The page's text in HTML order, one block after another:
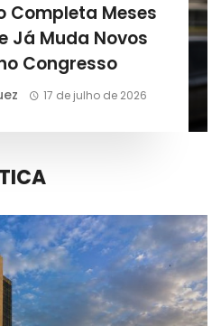
Completa Meses
Já Muda Novos
Congresso
17 de julho de 2026